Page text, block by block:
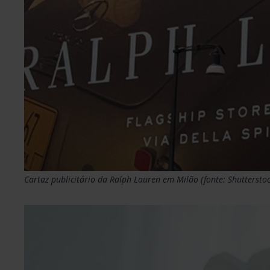
Cartaz publicitário da Ralph Lauren em Milão (fonte: